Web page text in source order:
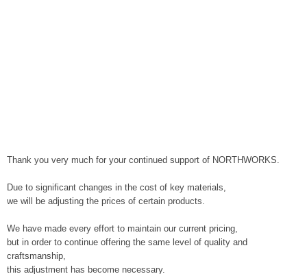
Thank you very much for your continued support of NORTHWORKS.
Due to significant changes in the cost of key materials,
we will be adjusting the prices of certain products.
We have made every effort to maintain our current pricing,
but in order to continue offering the same level of quality and
craftsmanship,
this adjustment has become necessary.